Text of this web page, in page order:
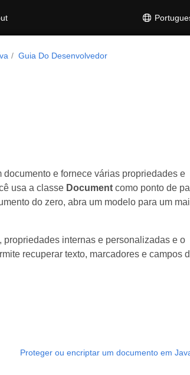
Guia Do Desenvolvedor
e fornece várias propriedades e
usa a classe Documentcomo ponto de
do zero, abra um modelo para um mail
internas e personalizadas e o
recuperar texto, marcadores e campos
Proteger ou encriptar um documento em